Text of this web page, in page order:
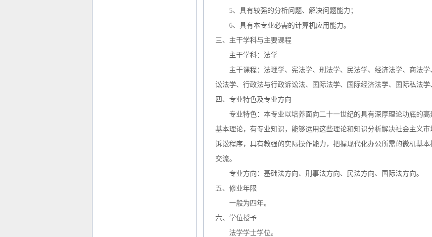
5、具有较强的分析问题、解决问题能力；
6、具有本专业必需的计算机应用能力。
三、主干学科与主要课程
主干学科：法学
主干课程：法理学、宪法学、刑法学、民法学、经济法学、商法学
讼法学、行政法与行政诉讼法、国际法学、国际经济法学、国际私法学
四、专业特色及专业方向
专业特色：本专业以培养面向二十一世纪的具有深厚理论功底的高
基本理论，有专业知识，能够运用这些理论和知识分析解决社会主义
诉讼程序，具有教强的实际操作能力，把握现代化办公所需的微机基
交流。
专业方向：基础法方向、刑事法方向、民法方向、国际法方向。
五、修业年限
一般为四年。
六、学位授予
法学学士学位。